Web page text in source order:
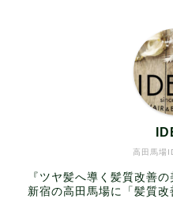
高田馬場
『ツヤ髪へ導く髪質改善
新宿の高田馬場に「髪質